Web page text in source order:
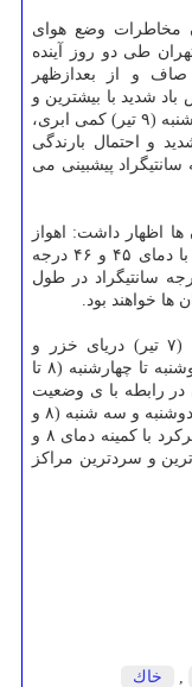
مخاطرات وضع هوای
طی دو روز آینده
تهران، صاف و از بعدازظهر
شدید با بیشترین و
کمترین دمای ۳۵ و ۲۴ درجه سانتیگراد و سه شنبه (۹ تیر) کمی ابری،
و احتمال بارندگی
و کمینه دمای ۳۴ و ۲۵ درجه سانتیگراد پیشبینی می
اظهار داشت: اهواز
طی روزهای دوشنبه و سه شنبه (۸ و ۹ تیر) با دمای ۴۵ و ۴۶ درجه
و شهرکرد با کمینه دمای ۸ و ۹ درجه سانتیگراد در طول
ها خواهند بود.
به طور خلاصه، به قول ضیاییان، یک شنبه (۷ تیر) دریای خزر و
دوشنبه (۸ تیر) خلیج فارس و تنگه هرمز و دوشنبه تا چهارشنبه (۸ تا
در رابطه با ی وضعیت
دمای مراکز استانها گفت: اهواز طی روزهای دوشنبه و سه شنبه (۸ و
۹ تیر) با دمای ۴۵ و ۴۶ درجه سانتیگراد و شهرکرد با کمینه دمای ۸ و
و سردترین مراکز
خاك